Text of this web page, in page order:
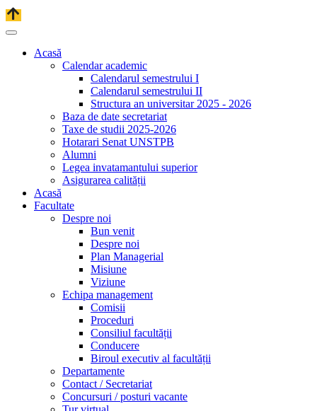
Acasă
Calendar academic
Calendarul semestrului I
Calendarul semestrului II
Structura an universitar 2025 - 2026
Baza de date secretariat
Taxe de studii 2025-2026
Hotarari Senat UNSTPB
Alumni
Legea invatamantului superior
Asigurarea calității
Acasă
Facultate
Despre noi
Bun venit
Despre noi
Plan Managerial
Misiune
Viziune
Echipa management
Comisii
Proceduri
Consiliul facultății
Conducere
Biroul executiv al facultății
Departamente
Contact / Secretariat
Concursuri / posturi vacante